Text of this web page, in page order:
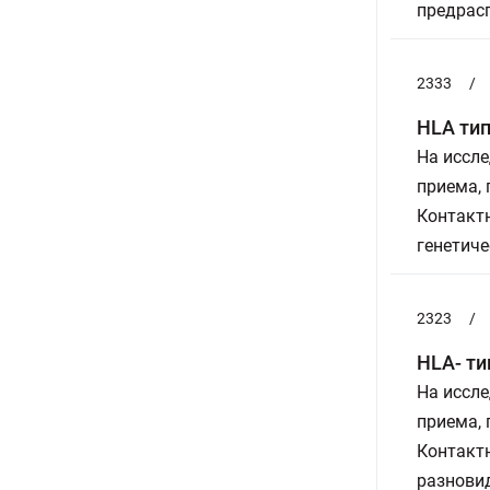
2333 /
HLA
На
приема,
2323 /
HLA-
На
приема,